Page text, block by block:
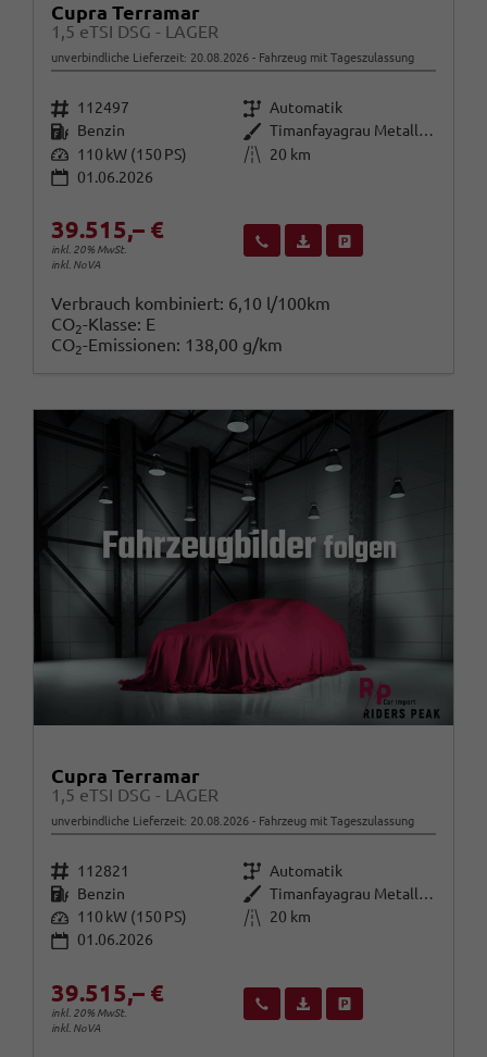
Cupra Terramar
1,5 eTSI DSG - LAGER
unverbindliche Lieferzeit: 20.08.2026 Fahrzeug mit Tageszulassung
Fahrzeugnr. 112497 Getriebe Automatik
Kraftstoff Benzin Außenfarbe
Timanfayagrau Metallic (N7)
Leistung 110 kW (150 PS) Kilometerstand
20 km
01.06.2026
39.515,– €
inkl. 20% MwSt.
inkl. NoVA
Wir rufen Sie anFahrzeugexposé (PDF)
Verbrauch kombiniert: 6,10 l/100km
CO2-Klasse: E
CO2-Emissionen: 138,00 g/km
Cupra Terramar
1,5 eTSI DSG - LAGER
unverbindliche Lieferzeit: 20.08.2026 Fahrzeug mit Tageszulassung
Fahrzeugnr. 112821 Getriebe Automatik
Kraftstoff Benzin Außenfarbe
Timanfayagrau Metallic (N7)
Leistung 110 kW (150 PS) Kilometerstand
20 km
01.06.2026
39.515,– €
inkl. 20% MwSt.
inkl. NoVA
Wir rufen Sie anFahrzeugexposé (PDF)